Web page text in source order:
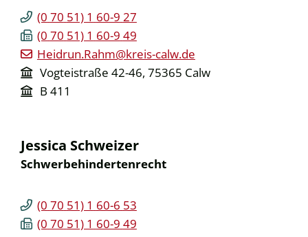
(0 70 51) 1 60-9 27
(0 70 51) 1 60-9 49
Heidrun.Rahm@kreis-calw.de
Vogteistraße 42-46, 75365 Calw
B 411
Jessica Schweizer
Schwerbehindertenrecht
(0 70 51) 1 60-6 53
(0 70 51) 1 60-9 49